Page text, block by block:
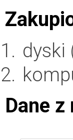
dyski
Dane